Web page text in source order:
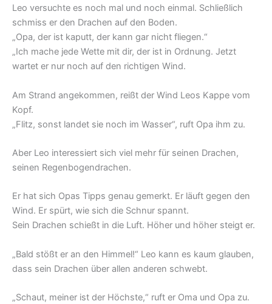
Leo versuchte es noch mal und noch einmal. Schließlich
schmiss er den Drachen auf den Boden.
„Opa, der ist kaputt, der kann gar nicht fliegen.“
„Ich mache jede Wette mit dir, der ist in Ordnung. Jetzt
wartet er nur noch auf den richtigen Wind.
Am Strand angekommen, reißt der Wind Leos Kappe vom
Kopf.
„Flitz, sonst landet sie noch im Wasser“, ruft Opa ihm zu.
Aber Leo interessiert sich viel mehr für seinen Drachen,
seinen Regenbogendrachen.
Er hat sich Opas Tipps genau gemerkt. Er läuft gegen den
Wind. Er spürt, wie sich die Schnur spannt.
Sein Drachen schießt in die Luft. Höher und höher steigt er.
„Bald stößt er an den Himmel!“ Leo kann es kaum glauben,
dass sein Drachen über allen anderen schwebt.
„Schaut, meiner ist der Höchste,“ ruft er Oma und Opa zu.